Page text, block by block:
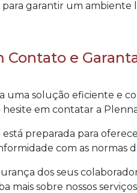
para garantir um
Contato e
uma solução eficiente e
hesite em contatar a
está preparada para
com as normas
dos seus
mais sobre nossos